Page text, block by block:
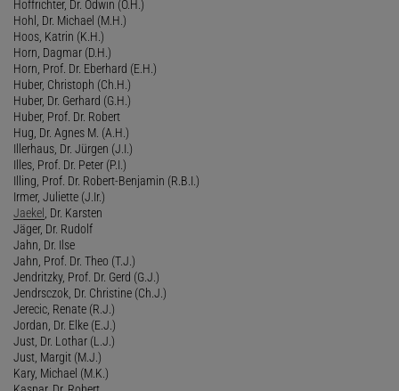
Hoffrichter, Dr. Odwin (O.H.)
Hohl, Dr. Michael (M.H.)
Hoos, Katrin (K.H.)
Horn, Dagmar (D.H.)
Horn, Prof. Dr. Eberhard (E.H.)
Huber, Christoph (Ch.H.)
Huber, Dr. Gerhard (G.H.)
Huber, Prof. Dr. Robert
Hug, Dr. Agnes M. (A.H.)
Illerhaus, Dr. Jürgen (J.I.)
Illes, Prof. Dr. Peter (P.I.)
Illing, Prof. Dr. Robert-Benjamin (R.B.I.)
Irmer, Juliette (J.Ir.)
Jaekel , Dr. Karsten
Jäger, Dr. Rudolf
Jahn, Dr. Ilse
Jahn, Prof. Dr. Theo (T.J.)
Jendritzky, Prof. Dr. Gerd (G.J.)
Jendrsczok, Dr. Christine (Ch.J.)
Jerecic, Renate (R.J.)
Jordan, Dr. Elke (E.J.)
Just, Dr. Lothar (L.J.)
Just, Margit (M.J.)
Kary, Michael (M.K.)